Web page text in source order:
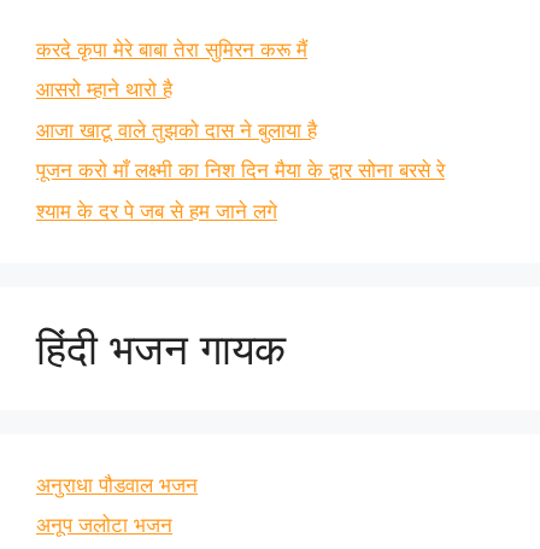
करदे कृपा मेरे बाबा तेरा सुमिरन करू मैं
आसरो म्हाने थारो है
आजा खाटू वाले तुझको दास ने बुलाया है
पूजन करो माँ लक्ष्मी का निश दिन मैया के द्वार सोना बरसे रे
श्याम के दर पे जब से हम जाने लगे
हिंदी भजन गायक
अनुराधा पौडवाल भजन
अनूप जलोटा भजन